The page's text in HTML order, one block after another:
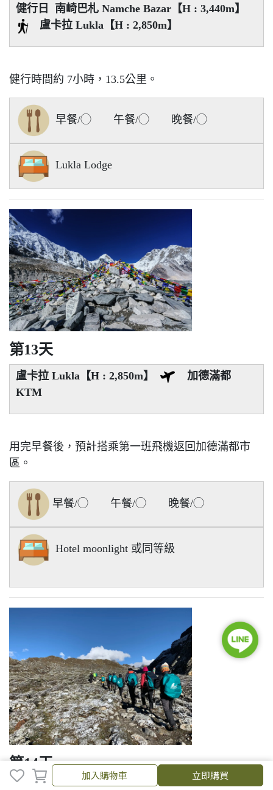
加入購物車 立即購買
健行日 南崎巴札 Namche Bazar【H : 3,440m】
盧卡拉 Lukla【H : 2,850m】
健行時間約 7小時，13.5公里。
早餐/◯ 午餐/◯ 晚餐/◯
Lukla Lodge
第13天
盧卡拉 Lukla【H : 2,850m】
加德滿都
KTM
用完早餐後，預計搭乘第一班飛機返回加德滿都市
區。
早餐/◯ 午餐/◯ 晚餐/◯
Hotel moonlight 或同等級
第14天